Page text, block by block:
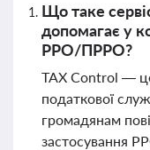
Що таке
допомагає у
РРО/ПРРО?
TAX Control —
податкової
громадянам
застосування